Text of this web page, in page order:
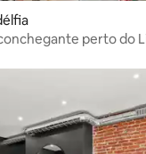
perto do